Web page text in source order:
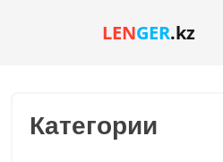
LENGER.kz
Категории